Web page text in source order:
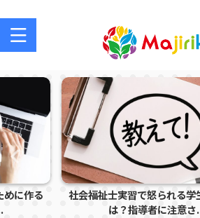
めに作る
社会福祉士実習で怒られる学
は？指導者に注意さ